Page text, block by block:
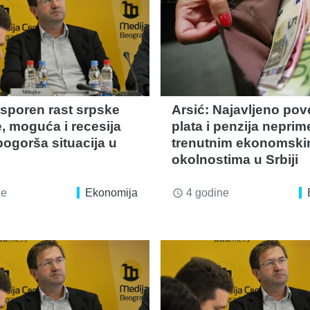
rast srpske
moguća i recesija
situacija u
Ekonomija
Arsić: Najavljeno
plata i penzija
trenutnim
okolnostima u Srbiji
access_time 4 godine